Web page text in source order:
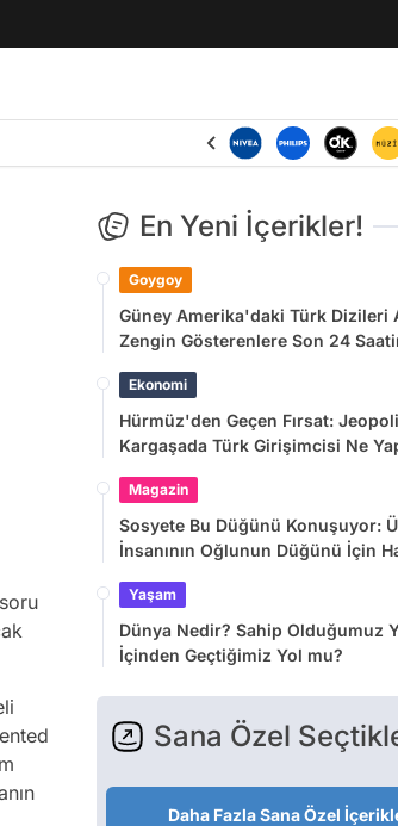
En Yeni İçerikler!
Goygoy
Güney Amerika'daki Türk Dizileri
Zengin Gösterenlere Son 24
Ekonomi
Hürmüz'den Geçen Fırsat:
Kargaşada Türk Girişimcisi Ne
Magazin
Sosyete Bu Düğünü Konuşuyor:
İnsanının Oğlunun Düğünü İçin
Yaşam
Dünya Nedir? Sahip Olduğumuz
İçinden Geçtiğimiz Yol mu?
Sana Özel
Daha Fazla Sana Özel